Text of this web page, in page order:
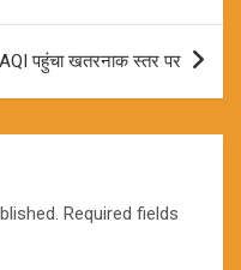
पहुंचा खतरनाक स्तर पर
Required fields